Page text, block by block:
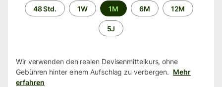
Zeitraum
48 Std. 1W 1M 6M 12M
5J
Wir verwenden den realen Devisenmittelkurs, ohne
Gebühren hinter einem Aufschlag zu verbergen. Mehr
erfahren